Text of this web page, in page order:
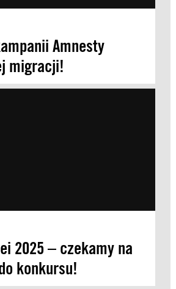
Amnesty
migracji!
2025 – czekamy na
konkursu!